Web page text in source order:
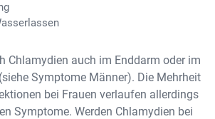
Chlamydien auch im Enddarm oder im
Symptome Männer). Die Mehrheit
bei Frauen verlaufen allerdings
Symptome. Werden Chlamydien bei